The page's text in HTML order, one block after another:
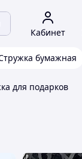
Кабинет
бумажная
для подарков